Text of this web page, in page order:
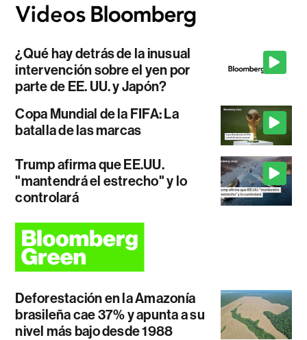
¿Qué hay detrás de la inusual
intervención sobre el yen por
parte de EE. UU. y Japón?
Copa Mundial de la FIFA: La
batalla de las marcas
Trump afirma que EE.UU.
"mantendrá el estrecho" y lo
controlará
Deforestación en la Amazonía
brasileña cae 37% y apunta a su
nivel más bajo desde 1988